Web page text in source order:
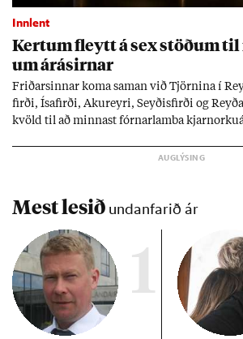
Innlent
Kert­um fleytt á sex stöð­um
um árás­irn­ar
Frið­arsinn­ar koma sam­an við Tjörn­ina í
firði, Ísa­firði, Ak­ur­eyri, Seyð­is­firði og
kvöld til að minn­ast fórn­ar­lamba
Mest lesið undanfarið ár
1